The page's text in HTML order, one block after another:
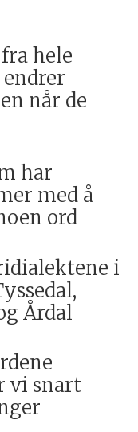
hele
når de
har
med å
ord
i
Årdal
vi snart